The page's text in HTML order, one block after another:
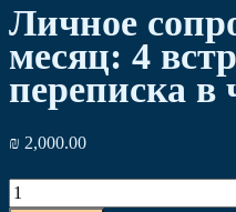
Личное
месяц: 4
переписка в
₪ 2,000.00
Количество
товара